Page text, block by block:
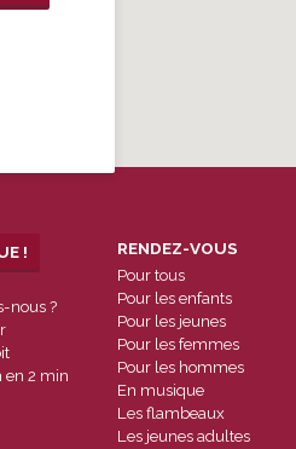
!
nous ?
en 2 min
RENDEZ-VOUS
Pour tous
Pour les enfants
Pour les jeunes
Pour les femmes
Pour les hommes
En musique
Les flambeaux
Les jeunes adultes